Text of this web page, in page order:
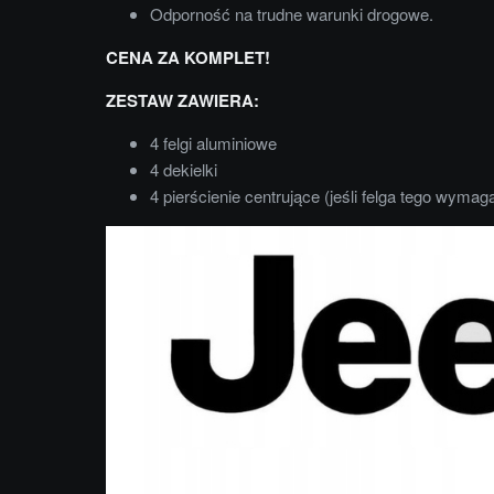
Odporność na trudne warunki drogowe.
CENA ZA KOMPLET!
ZESTAW ZAWIERA:
4 felgi aluminiowe
4 dekielki
4 pierścienie centrujące (jeśli felga tego